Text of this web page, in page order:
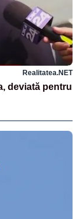
Realitatea.NET
deviată pentru